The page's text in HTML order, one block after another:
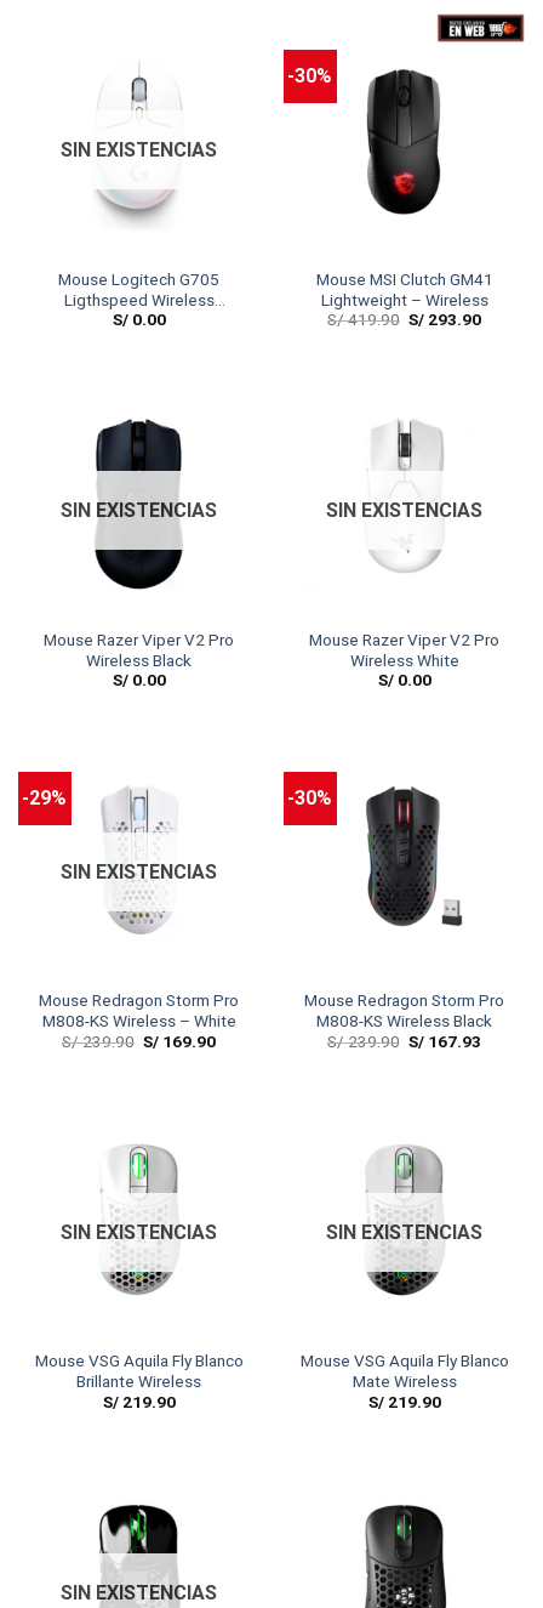
SIN EXISTENCIAS
Mouse Logitech G705
Ligthspeed Wireless
Lightsync White (Aurora
S/0.00
-30%
Mouse MSI Clutch GM41
Lightweight – Wireless
S/419.90 S/ 293.90
SIN EXISTENCIAS
Mouse Razer Viper V2 Pro
Wireless Black
S/0.00
SIN EXISTENCIAS
Mouse Razer Viper V2 Pro
Wireless White
S/0.00
-29%
SIN EXISTENCIAS
Mouse Redragon Storm Pro
M808-KS Wireless – White
S/239.90 S/ 169.90
-30%
Mouse Redragon Storm Pro
M808-KS Wireless Black
S/239.90 S/ 167.93
SIN EXISTENCIAS
Mouse VSG Aquila Fly Blanco
Brillante Wireless
S/219.90
SIN EXISTENCIAS
Mouse VSG Aquila Fly Blanco
Mate Wireless
S/219.90
SIN EXISTENCIAS